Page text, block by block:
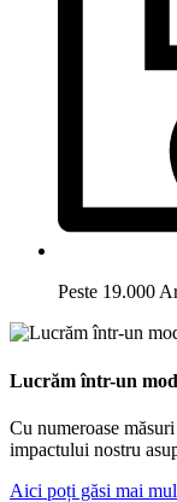
Peste 19.000
Lucrăm într-un
Cu numeroase
impactului nostru
Aici poți găsi mai